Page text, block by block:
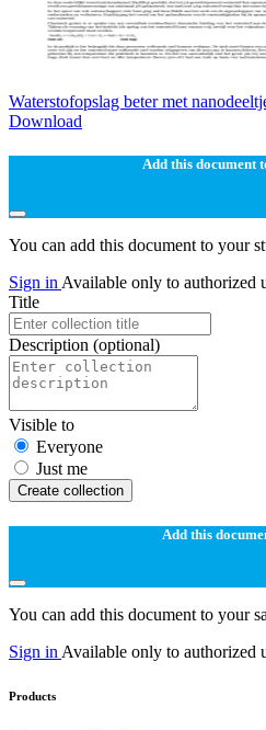
Waterstofopslag beter met
Download
Add this document
You can add this document to your
Sign in Available only to authorized
Title
Description (optional)
Visible to
Everyone
Just me
Create collection
Add this
You can add this document to your
Sign in Available only to authorized
Products